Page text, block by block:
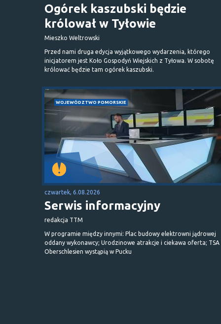
Ogórek kaszubski będzie
królował w Tyłowie
Mieszko Weltrowski
Przed nami druga edycja wyjątkowego wydarzenia, którego
inicjatorem jest Koło Gospodyń Wiejskich z Tyłowa. W sobotę
królować będzie tam ogórek kaszubski.
WOJEWÓDZTWO POMORSKIE
czwartek, 6.08.2026
Serwis informacyjny
redakcja TTM
W programie między innymi: Plac budowy elektrowni jądrowej
oddany wykonawcy; Urodzinowe atrakcje i ciekawa oferta; TSA
Oberschlesien wystąpią w Pucku